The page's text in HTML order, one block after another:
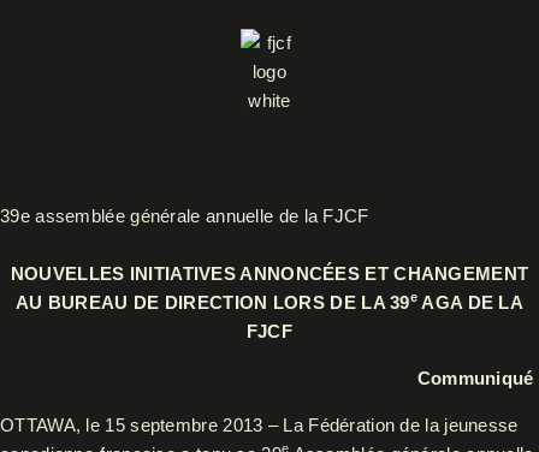
39e assemblée générale annuelle de la FJCF
NOUVELLES INITIATIVES ANNONCÉES ET CHANGEMENT
AU BUREAU DE DIRECTION LORS DE LA 39e AGA DE LA
FJCF
Communiqué
OTTAWA, le 15 septembre 2013 – La Fédération de la jeunesse
e